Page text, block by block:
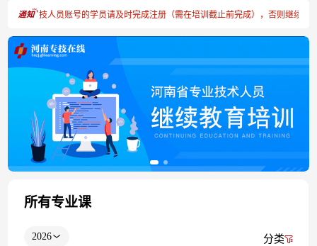
注册专技人员账号的学员请及时完成注册（需在培训截止前完成），否则继续教育
所有专业课
2026 分类